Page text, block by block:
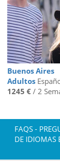
Buenos Aires
Adultos
1245 € / 2
FAQS -
DE IDIOMAS